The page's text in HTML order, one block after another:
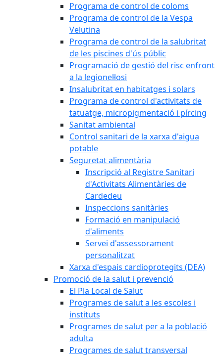
Programa de control de coloms
Programa de control de la Vespa
Velutina
Programa de control de la salubritat
de les piscines d'ús públic
Programació de gestió del risc enfront
a la legionel·losi
Insalubritat en habitatges i solars
Programa de control d'activitats de
tatuatge, micropigmentació i pírcing
Sanitat ambiental
Control sanitari de la xarxa d'aigua
potable
Seguretat alimentària
Inscripció al Registre Sanitari
d'Activitats Alimentàries de
Cardedeu
Inspeccions sanitàries
Formació en manipulació
d'aliments
Servei d'assessorament
personalitzat
Xarxa d'espais cardioprotegits (DEA)
Promoció de la salut i prevenció
El Pla Local de Salut
Programes de salut a les escoles i
instituts
Programes de salut per a la població
adulta
Programes de salut transversal